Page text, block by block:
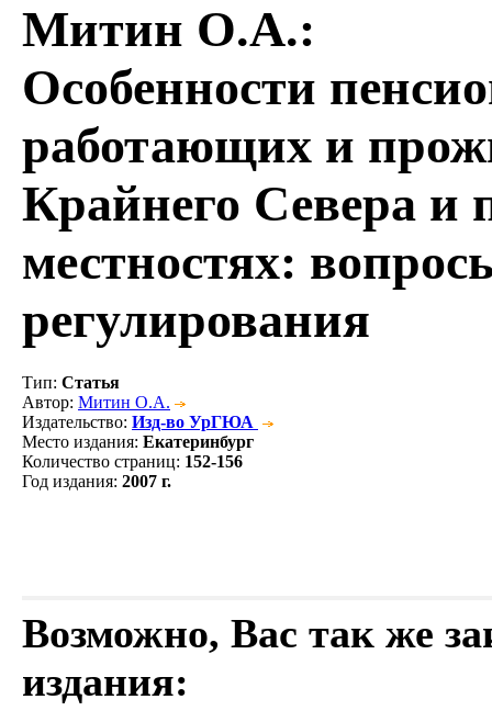
Митин О.А.:
Особенности
работающих и
Крайнего Севера
местностях:
регулирования
Тип: Статья
Автор: Митин О.А.
Издательство: Изд-во УрГЮА
Место издания: Екатеринбург
Количество страниц: 152-156
Год издания: 2007 г.
Возможно, Вас так же
издания: